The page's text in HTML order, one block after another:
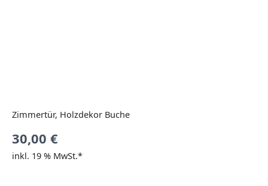
Zimmertür, Holzdekor Buche
30,00 €
inkl. 19 % MwSt.*